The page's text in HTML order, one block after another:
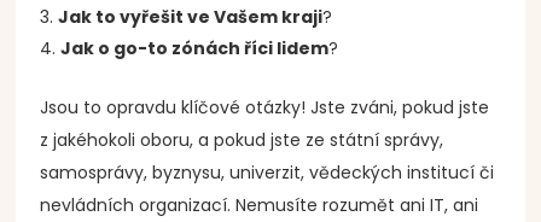
Jak to vyřešit ve Vašem kraji?
Jak o go-to zónách říci lidem?
Jsou to opravdu klíčové otázky! Jste zváni, pokud jste
z jakéhokoli oboru, a pokud jste ze státní správy,
samosprávy, byznysu, univerzit, vědeckých institucí či
nevládních organizací. Nemusíte rozumět ani IT, ani